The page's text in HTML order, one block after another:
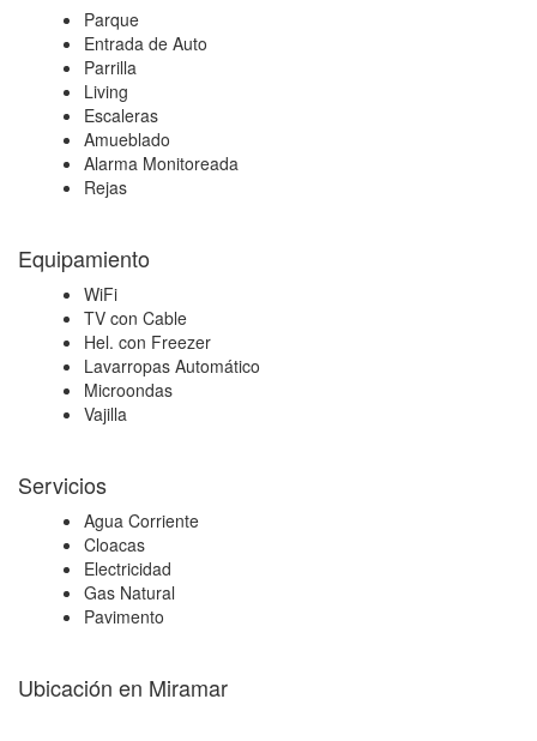
Parque
Entrada de Auto
Parrilla
Living
Escaleras
Amueblado
Alarma Monitoreada
Rejas
Equipamiento
WiFi
TV con Cable
Hel. con Freezer
Lavarropas Automático
Microondas
Vajilla
Servicios
Agua Corriente
Cloacas
Electricidad
Gas Natural
Pavimento
Ubicación en Miramar